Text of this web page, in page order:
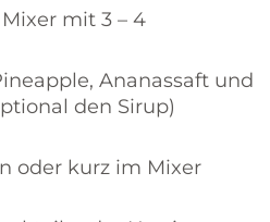
mit 3 – 4
Ananassaft und
den Sirup)
oder kurz im Mixer